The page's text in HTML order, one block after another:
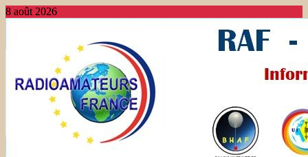
8 août 2026